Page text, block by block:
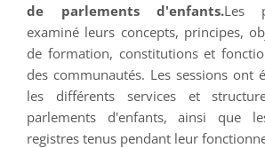
de parlements d'enfants.Les
examiné leurs concepts, principes,
de formation, constitutions et
des communautés. Les sessions ont
les différents services et
parlements d'enfants, ainsi que
registres tenus pendant leur